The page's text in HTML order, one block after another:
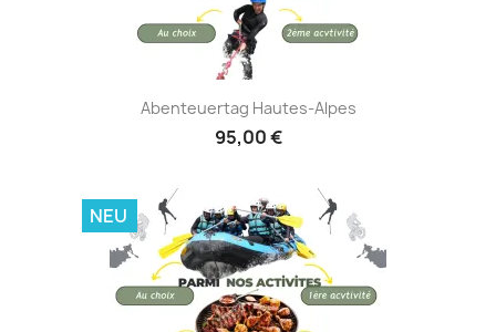
Abenteuertag Hautes-Alpes
95,00 €
NEU